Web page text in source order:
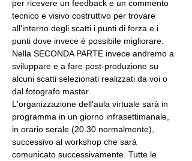
per ricevere un feedback e un commento
tecnico e visivo costruttivo per trovare
all'interno degli scatti i punti di forza e i
punti dove invece è possibile migliorare.
Nella SECONDA PARTE invece andremo a
sviluppare e a fare post-produzione su
alcuni scatti selezionati realizzati da voi o
dal fotografo master.
L'organizzazione dell'aula virtuale sarà in
programma in un giorno infrasettimanale,
in orario serale (20.30 normalmente),
successivo al workshop che sarà
comunicato successivamente. Tutte le